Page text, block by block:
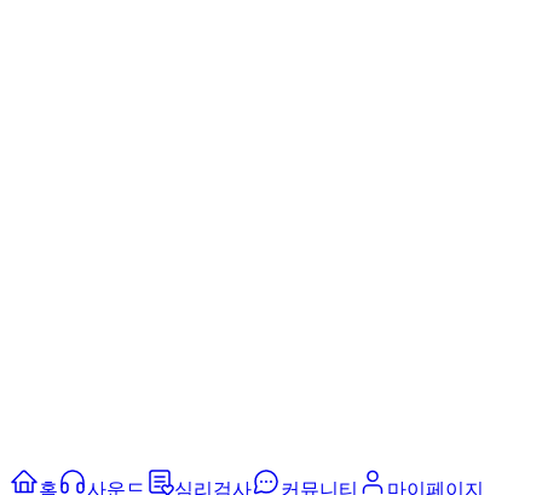
홈 사운드 심리검사 커뮤니티 마이페이지